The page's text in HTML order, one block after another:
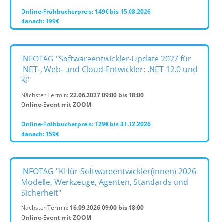
Online-Frühbucherpreis: 149€ bis 15.08.2026
danach: 199€
INFOTAG "Softwareentwickler-Update 2027 für
.NET-, Web- und Cloud-Entwickler: .NET 12.0 und
KI"
Nächster Termin:22.06.2027 09:00 bis 18:00
Online-Event mit ZOOM
Online-Frühbucherpreis: 129€ bis 31.12.2026
danach: 159€
INFOTAG "KI für Softwareentwickler(innen) 2026:
Modelle, Werkzeuge, Agenten, Standards und
Sicherheit"
Nächster Termin: 16.09.2026 09:00 bis 18:00
Online-Event mit ZOOM